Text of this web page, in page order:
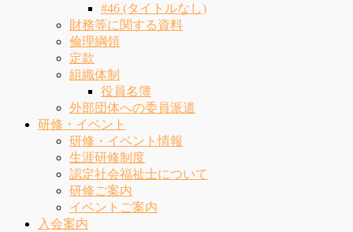
#46 (タイトルなし)
財務等に関する資料
倫理綱領
定款
組織体制
役員名簿
外部団体への委員派遣
研修・イベント
研修・イベント情報
生涯研修制度
認定社会福祉士について
研修ご案内
イベントご案内
入会案内